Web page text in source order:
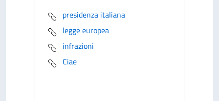
presidenza italiana
legge europea
infrazioni
Ciae